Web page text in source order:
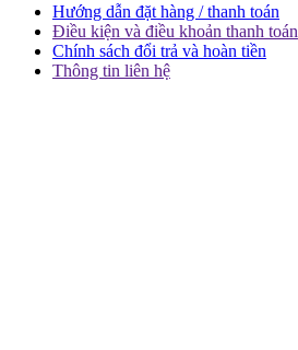
Hướng dẫn đặt hàng / thanh toán
Điều kiện và điều khoản thanh toán
Chính sách đổi trả và hoàn tiền
Thông tin liên hệ